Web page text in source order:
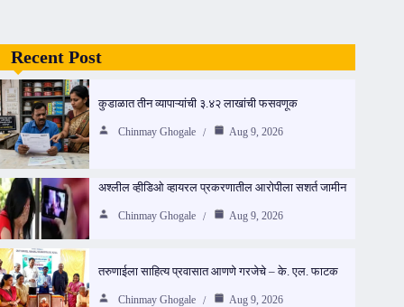
Recent Post
कुडाळात तीन व्यापाऱ्यांची ३.४२ लाखांची फसवणूक
Chinmay Ghogale Aug 9, 2026
अश्लील व्हीडिओ व्हायरल प्रकरणातील आरोपीला सशर्त जामीन
Chinmay Ghogale Aug 9, 2026
तरुणाईला साहित्य प्रवासात आणणे गरजेचे – के. एल. फाटक
Chinmay Ghogale Aug 9, 2026